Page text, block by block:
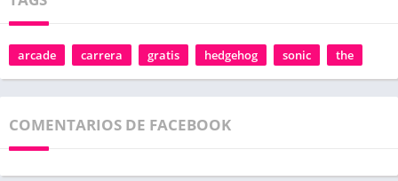
arcade carrera gratis hedgehog sonic the
COMENTARIOS DE FACEBOOK